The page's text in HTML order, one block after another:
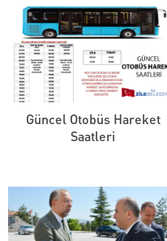
Güncel Otobüs Hareket
Saatleri